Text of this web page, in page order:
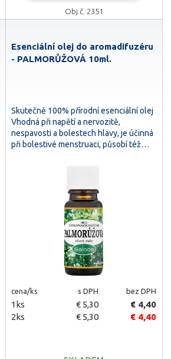
Obj.č. 2351
Esenciální olej do aromadifuzéru
- PALMORŮŽOVÁ 10ml.
Skutečně 100% přírodní esenciální olej
Vhodná při napětí a nervozitě,
nespavosti a bolestech hlavy, je účinná
při bolestivé menstruaci, působí též…
cena/ks s DPH bez DPH
1ks € 5,30
€ 4,40
2ks
€ 5,30 € 4,40